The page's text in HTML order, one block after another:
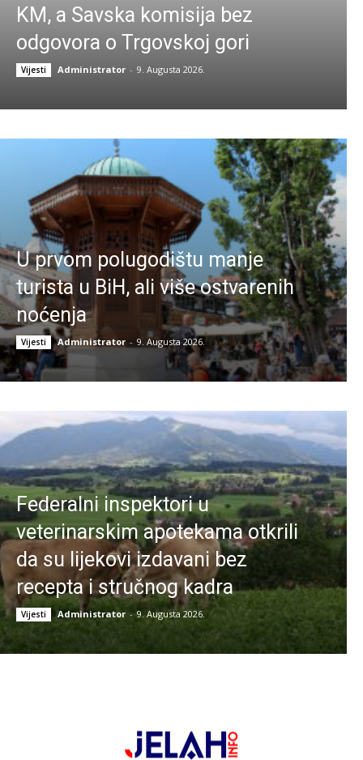
KM, a Savska komisija bez
odgovora o Trgovskoj gori
Vijesti Administrator - 9. Augusta 2026.
U prvom polugodištu manje
turista u BiH, ali više ostvarenih
noćenja
Vijesti Administrator - 9. Augusta 2026.
Federalni inspektori u
veterinarskim apotekama otkrili
da su lijekovi izdavani bez
recepta i stručnog kadra
Vijesti Administrator - 9. Augusta 2026.